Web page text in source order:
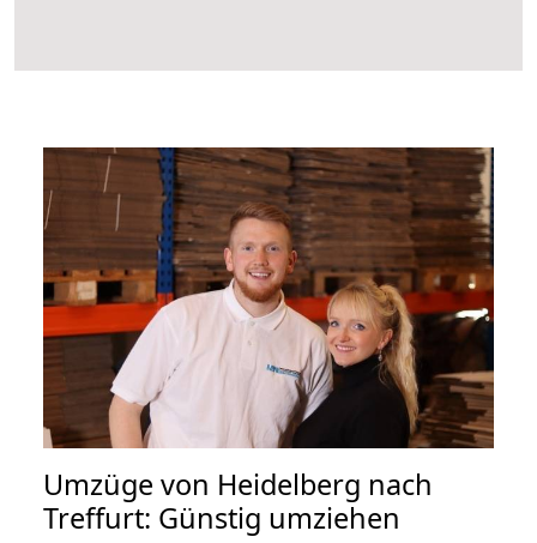
Umzüge von Heidelberg nach
Treffurt: Günstig umziehen